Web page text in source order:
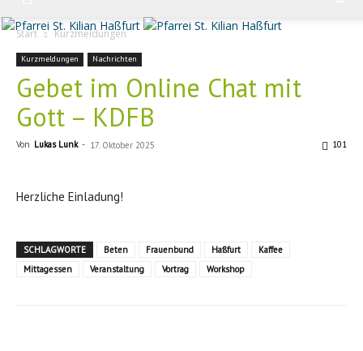
Start Kurzmeldungen
Kurzmeldungen Nachrichten
Gebet im Online Chat mit
Gott – KDFB
Von Lukas Lunk - 17. Oktober 2025 101
Herzliche Einladung!
SCHLAGWORTE Beten Frauenbund Haßfurt
Kaffee
Mittagessen
Veranstaltung Vortrag Workshop